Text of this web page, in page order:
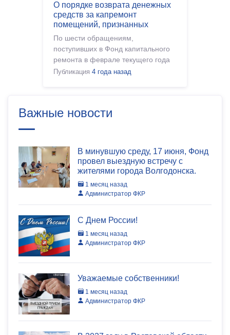
О порядке возврата денежных
средств за капремонт
помещений, признанных
аварийными и подлежащими
По шести обращениям,
поступивших в Фонд капитального
ремонта в феврале текущего года
от жителей многоквартирного дома
Публикация 4 года назад
Важные новости
В минувшую среду, 17 июня, Фонд
провел выездную встречу с
жителями города Волгодонска.
1 месяц назад
Администратор ФКР
C Днем России!
1 месяц назад
Администратор ФКР
Уважаемые собственники!
1 месяц назад
Администратор ФКР